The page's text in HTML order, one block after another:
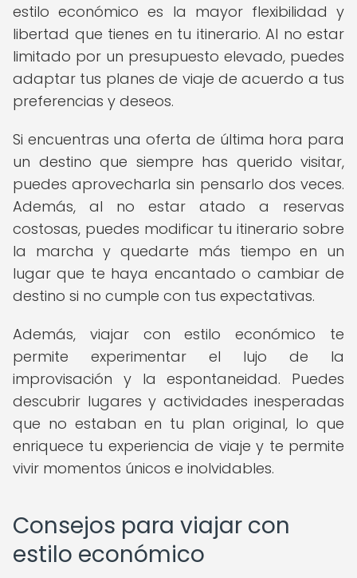
estilo económico es la mayor flexibilidad y
libertad que tienes en tu itinerario. Al no estar
limitado por un presupuesto elevado, puedes
adaptar tus planes de viaje de acuerdo a tus
preferencias y deseos.
Si encuentras una oferta de última hora para
un destino que siempre has querido visitar,
puedes aprovecharla sin pensarlo dos veces.
Además, al no estar atado a reservas
costosas, puedes modificar tu itinerario sobre
la marcha y quedarte más tiempo en un
lugar que te haya encantado o cambiar de
destino si no cumple con tus expectativas.
Además, viajar con estilo económico te
permite experimentar el lujo de la
improvisación y la espontaneidad. Puedes
descubrir lugares y actividades inesperadas
que no estaban en tu plan original, lo que
enriquece tu experiencia de viaje y te permite
vivir momentos únicos e inolvidables.
Consejos para viajar con
estilo económico